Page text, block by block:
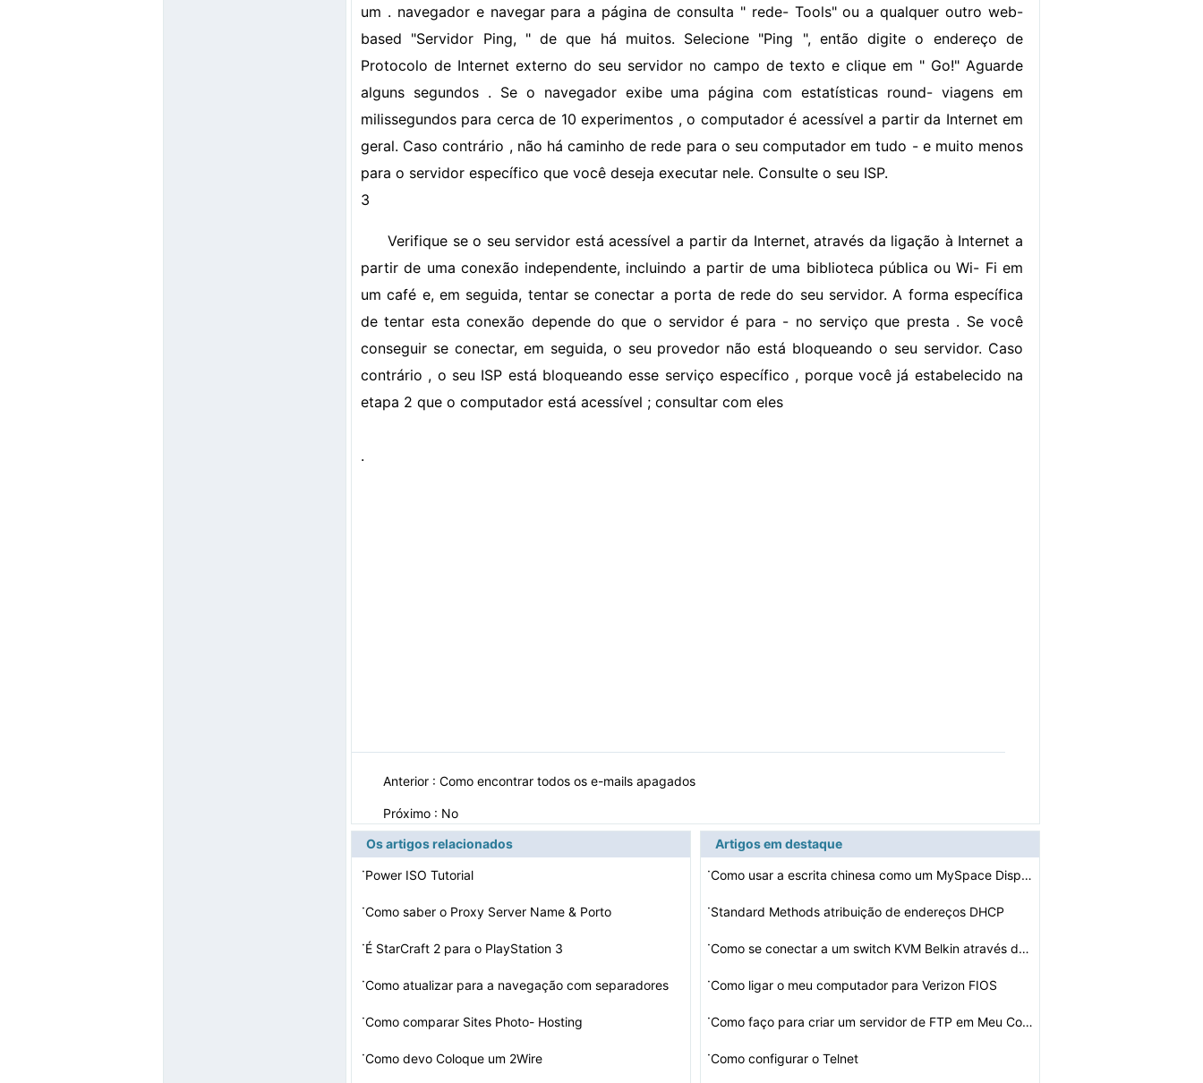
um . navegador e navegar para a página de consulta " rede- Tools" ou a qualquer outro web-
based "Servidor Ping, " de que há muitos. Selecione "Ping ", então digite o endereço de
Protocolo de Internet externo do seu servidor no campo de texto e clique em " Go!" Aguarde
alguns segundos . Se o navegador exibe uma página com estatísticas round- viagens em
milissegundos para cerca de 10 experimentos , o computador é acessível a partir da Internet em
geral. Caso contrário , não há caminho de rede para o seu computador em tudo - e muito menos
para o servidor específico que você deseja executar nele. Consulte o seu ISP.
3
Verifique se o seu servidor está acessível a partir da Internet, através da ligação à Internet a
partir de uma conexão independente, incluindo a partir de uma biblioteca pública ou Wi- Fi em
um café e, em seguida, tentar se conectar a porta de rede do seu servidor. A forma específica
de tentar esta conexão depende do que o servidor é para - no serviço que presta . Se você
conseguir se conectar, em seguida, o seu provedor não está bloqueando o seu servidor. Caso
contrário , o seu ISP está bloqueando esse serviço específico , porque você já estabelecido na
etapa 2 que o computador está acessível ; consultar com eles
.
Anterior : Como encontrar todos os e-mails apagados
Próximo : No
Os artigos relacionados
·Power ISO Tutorial
·Como saber o Proxy Server Name & Porto
·É StarCraft 2 para o PlayStation 3
·Como atualizar para a navegação com separadores
·Como comparar Sites Photo- Hosting
·Como devo Coloque um 2Wire
Artigos em destaque
·
Como usar a escrita chinesa como um MySpace Display Nam…
·Standard Methods atribuição de endereços DHCP
· Como se conectar a um switch KVM Belkin através de um …
·Como ligar o meu computador para Verizon FIOS
· Como faço para criar um servidor de FTP em Meu Computa…
·Como configurar o Telnet